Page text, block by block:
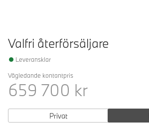
Valfri återförsäljare
Leveransklar
Vägledande kontantpris
659 700 kr
Privat